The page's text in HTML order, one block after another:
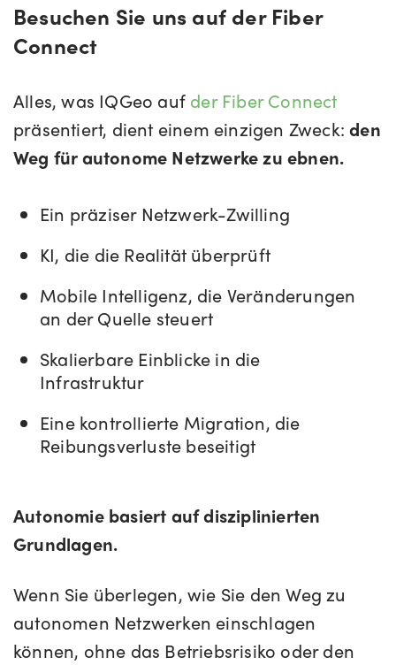
Besuchen Sie uns auf der Fiber
Connect
Alles, was IQGeo auf der Fiber Connect
präsentiert, dient einem einzigen Zweck:den
Weg für autonome Netzwerke zu ebnen.
Ein präziser Netzwerk-Zwilling
KI, die die Realität überprüft
Mobile Intelligenz, die Veränderungen
an der Quelle steuert
Skalierbare Einblicke in die
Infrastruktur
Eine kontrollierte Migration, die
Reibungsverluste beseitigt
Autonomie basiert auf disziplinierten
Grundlagen.
Wenn Sie überlegen, wie Sie den Weg zu
autonomen Netzwerken einschlagen
können, ohne das Betriebsrisiko oder den